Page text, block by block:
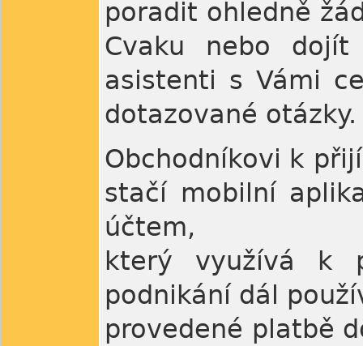
poradit ohledně
Cvaku nebo
asistenti s Vámi
dotazované otázky.
Obchodníkovi k
stačí mobilní
účtem,
který využívá k
podnikání dál
provedené platbě